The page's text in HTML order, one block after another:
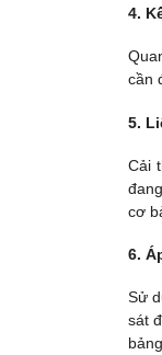
4.
cần
5.
Cải
cơ
6.
Sử
sát